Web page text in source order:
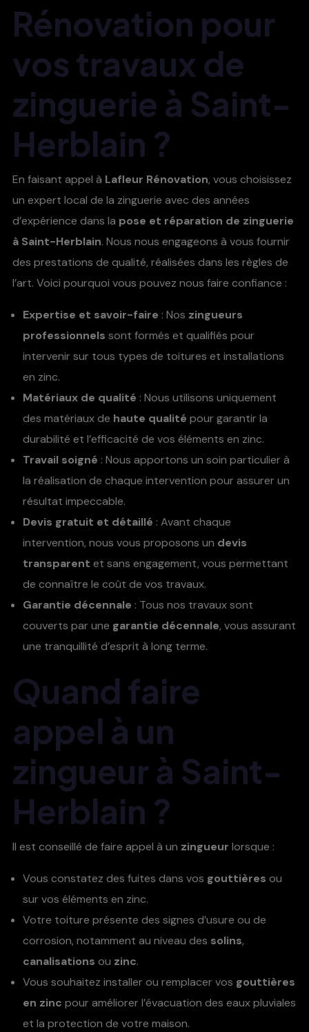
Rénovation pour
vos travaux de
zinguerie à Saint-
Herblain ?
En faisant appel à Lafleur Rénovation, vous choisissez
un expert local de la zinguerie avec des années
d’expérience dans la pose et réparation de zinguerie
à Saint-Herblain. Nous nous engageons à vous fournir
des prestations de qualité, réalisées dans les règles de
l’art. Voici pourquoi vous pouvez nous faire confiance :
Expertise et savoir-faire : Nos zingueurs
professionnels sont formés et qualifiés pour
intervenir sur tous types de toitures et installations
en zinc.
Matériaux de qualité : Nous utilisons uniquement
des matériaux de haute qualité pour garantir la
durabilité et l’efficacité de vos éléments en zinc.
Travail soigné : Nous apportons un soin particulier à
la réalisation de chaque intervention pour assurer un
résultat impeccable.
Devis gratuit et détaillé : Avant chaque
intervention, nous vous proposons un devis
transparent et sans engagement, vous permettant
de connaître le coût de vos travaux.
Garantie décennale : Tous nos travaux sont
couverts par une garantie décennale, vous assurant
une tranquillité d’esprit à long terme.
Quand faire
appel à un
zingueur à Saint-
Herblain ?
Il est conseillé de faire appel à un zingueur lorsque :
Vous constatez des fuites dans vos gouttières ou
sur vos éléments en zinc.
Votre toiture présente des signes d’usure ou de
corrosion, notamment au niveau des solins,
canalisations ou zinc.
Vous souhaitez installer ou remplacer vos gouttières
en zinc pour améliorer l’évacuation des eaux pluviales
et la protection de votre maison.